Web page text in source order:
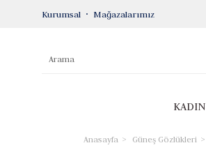
Kurumsal Mağazalarımız
KADIN
Anasayfa Güneş Gözlükleri